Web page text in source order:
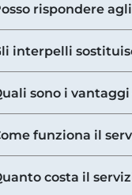
rispondere
interpelli
sono i
funziona il
costa il